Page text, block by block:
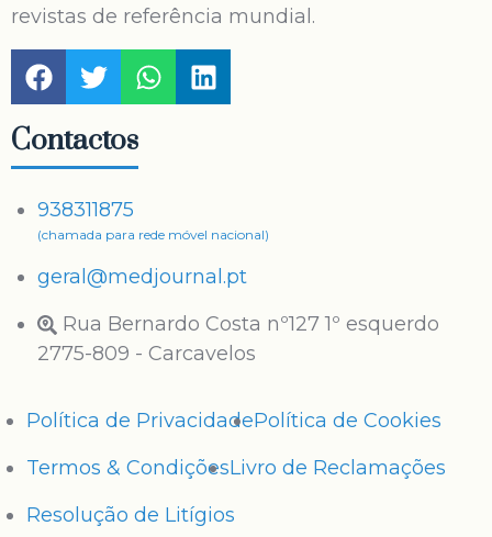
revistas de referência mundial.
Contactos
938311875
(chamada para rede móvel nacional)
geral@medjournal.pt
Rua Bernardo Costa nº127 1º esquerdo
2775-809 - Carcavelos
Política de PrivacidadePolítica de Cookies
Termos & CondiçõesLivro de Reclamações
Resolução de Litígios